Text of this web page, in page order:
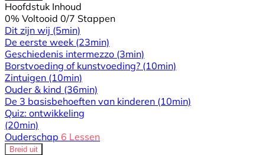
Hoofdstuk Inhoud
0% Voltooid 0/7 Stappen
Dit zijn wij (5min)
De eerste week (23min)
Geschiedenis intermezzo (3min)
Borstvoeding of kunstvoeding? (10min)
Zintuigen (10min)
Ouder & kind (36min)
De 3 basisbehoeften van kinderen (10min)
Quiz: ontwikkeling
(20min)
Ouderschap 6 Lessen
Breid uit